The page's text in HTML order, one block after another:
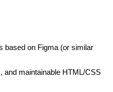
based on Figma (or similar
and maintainable HTML/CSS